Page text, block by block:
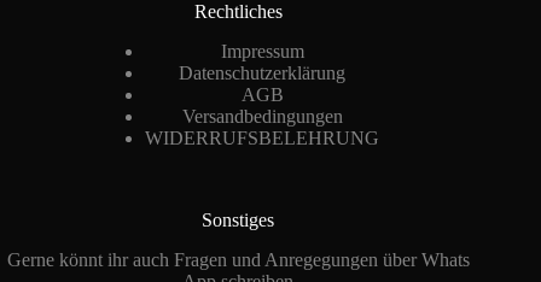
Rechtliches
Impressum
Datenschutzerklärung
AGB
Versandbedingungen
WIDERRUFSBELEHRUNG
Sonstiges
Gerne könnt ihr auch Fragen und Anregegungen über Whats